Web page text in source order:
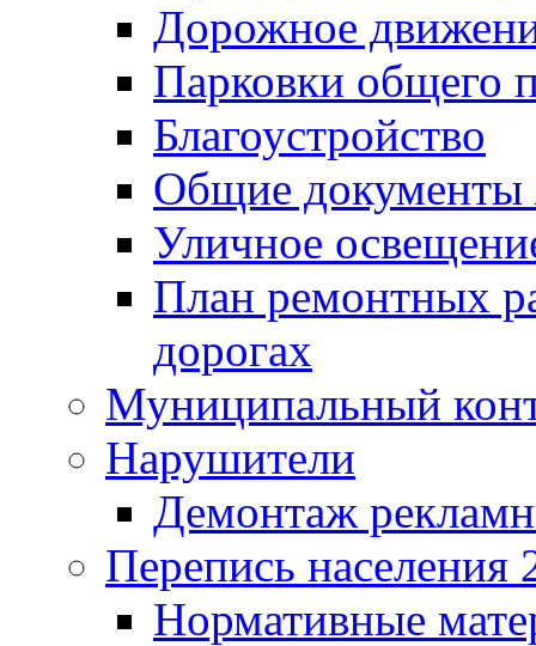
Дорожное
Парковки общего
Благоустройство
Общие
Уличное
План ремонтных
дорогах
Муниципальный
Нарушители
Демонтаж
Перепись населения
Нормативные